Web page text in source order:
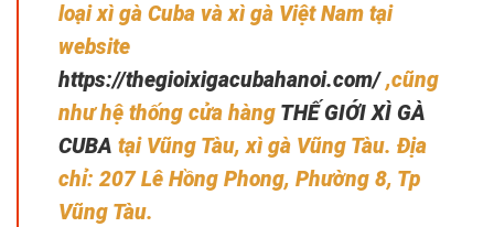
loại xì gà Cuba và xì gà Việt Nam tại
website
https://thegioixigacubahanoi.com/,cũng
như hệ thống cửa hàng THẾ GIỚI XÌ GÀ
CUBA tại Vũng Tàu, xì gà Vũng Tàu. Địa
chỉ: 207 Lê Hồng Phong, Phường 8, Tp
Vũng Tàu.